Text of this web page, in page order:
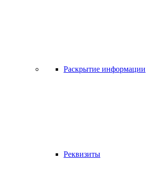
Раскрытие информации
Реквизиты